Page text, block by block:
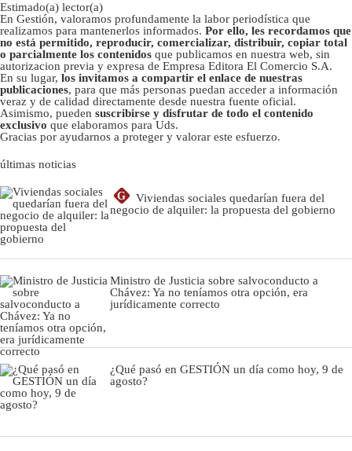
Estimado(a) lector(a)
En Gestión, valoramos profundamente la labor periodística que
realizamos para mantenerlos informados. Por ello, les recordamos que
no está permitido, reproducir, comercializar, distribuir, copiar total
o parcialmente los contenidos que publicamos en nuestra web, sin
autorizacion previa y expresa de Empresa Editora El Comercio S.A.
En su lugar, los invitamos a compartir el enlace de nuestras
publicaciones, para que más personas puedan acceder a información
veraz y de calidad directamente desde nuestra fuente oficial.
Asimismo, pueden suscribirse y disfrutar de todo el contenido
exclusivo que elaboramos para Uds.
Gracias por ayudarnos a proteger y valorar este esfuerzo.
últimas noticias
G
Viviendas sociales quedarían fuera del
negocio de alquiler: la propuesta del gobierno
Ministro de Justicia sobre salvoconducto a
Chávez: Ya no teníamos otra opción, era
jurídicamente correcto
¿Qué pasó en GESTIÓN un día como hoy, 9 de
agosto?